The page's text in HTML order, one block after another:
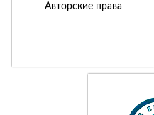
Авторские права